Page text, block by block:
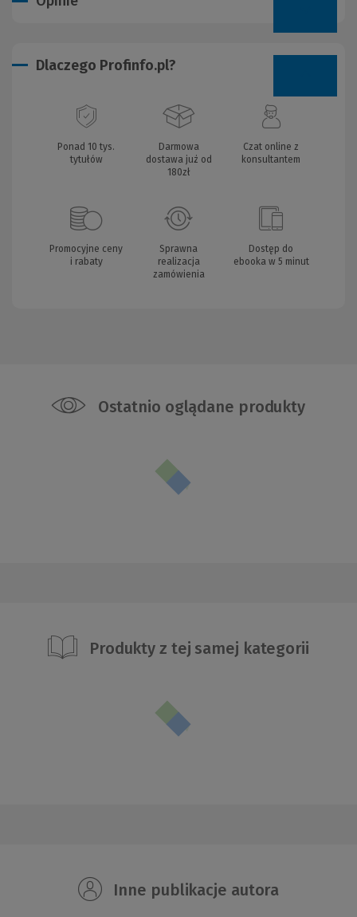
Dlaczego Profinfo.pl?
Ponad 10 tys.
tytułów
Darmowa
dostawa już od
180zł
Czat online z
konsultantem
Promocyjne ceny
i rabaty
Sprawna
realizacja
zamówienia
Dostęp do
ebooka w 5 minut
Ostatnio oglądane produkty
Produkty z tej samej kategorii
Inne publikacje autora